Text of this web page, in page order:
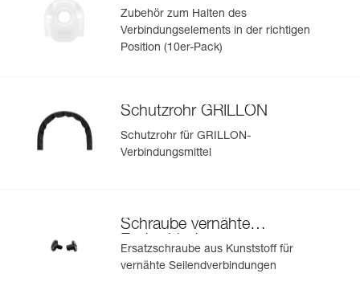
Zubehör zum Halten des
Verbindungselements in der richtigen
Position (10er-Pack)
Schutzrohr GRILLON
Schutzrohr für GRILLON-
Verbindungsmittel
Schraube vernähte
Endverbindung
Ersatzschraube aus Kunststoff für
vernähte Seilendverbindungen